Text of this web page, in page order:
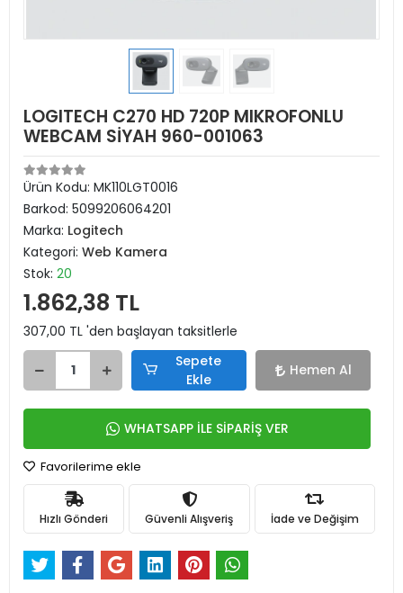
LOGITECH C270 HD 720P MIKROFONLU
WEBCAM SİYAH 960-001063
Ürün Kodu: MK110LGT0016
Barkod: 5099206064201
Marka: Logitech
Kategori: Web Kamera
Stok: 20
1.862,38 TL
307,00 TL 'den başlayan taksitlerle
Sepete
Ekle
Hemen Al
WHATSAPP İLE SİPARİŞ VER
Favorilerime ekle
Hızlı Gönderi Güvenli Alışveriş İade ve Değişim